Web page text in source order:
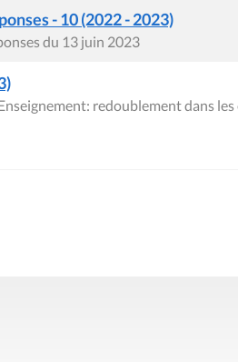
- 10 (2022 - 2023)
du 13 juin 2023
redoublement dans